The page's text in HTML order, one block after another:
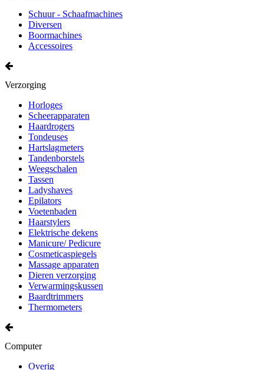
Schuur - Schaafmachines
Diversen
Boormachines
Accessoires
Verzorging
Horloges
Scheerapparaten
Haardrogers
Tondeuses
Hartslagmeters
Tandenborstels
Weegschalen
Tassen
Ladyshaves
Epilators
Voetenbaden
Haarstylers
Elektrische dekens
Manicure/ Pedicure
Cosmeticaspiegels
Massage apparaten
Dieren verzorging
Verwarmingskussen
Baardtrimmers
Thermometers
Computer
Overig